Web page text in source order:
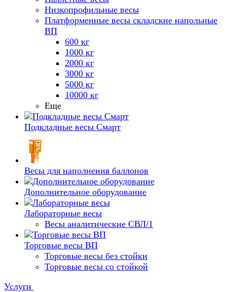
Низкопрофильные весы
Платформенные весы складские напольные
ВП
600 кг
1000 кг
2000 кг
3000 кг
5000 кг
10000 кг
Еще
Подкладные весы Смарт
Весы для наполнения баллонов
Дополнительное оборудование
Лабораторные весы
Весы аналитические СВЛ/1
Торговые весы ВП
Торговые весы без стойки
Торговые весы со стойкой
Услуги